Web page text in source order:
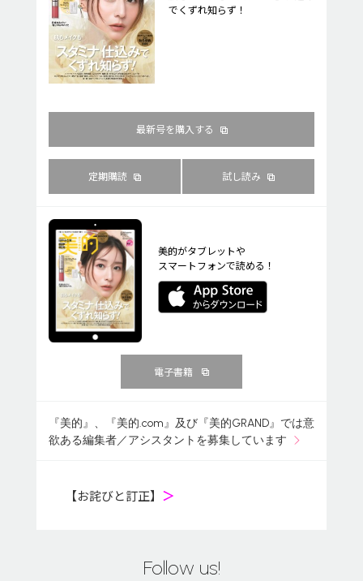
でくずれ知らず！
最新号を購入する
定期購読 試し読み
美的がタブレットや
スマートフォンで読める！
電子書籍
『美的』、『美的.com』及び『美的GRAND』では意
欲ある編集者／アシスタントを募集しています
【お詫びと訂正】 ＞
Follow us!